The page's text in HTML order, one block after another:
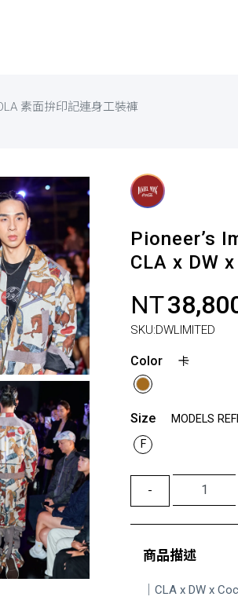
素面拚印記連身工裝褲
Pioneer’s
CLA x DW
NT
SKU:DWLIMITED
Color 卡
Size MODELS
F
-
商品描述
｜CLA x DW x